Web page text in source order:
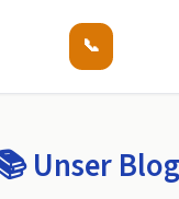
📞
Unser Blog